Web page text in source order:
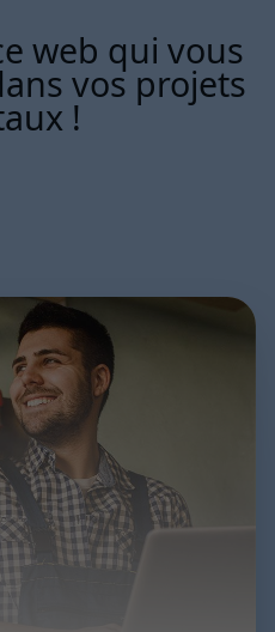
web qui vous
vos projets
!